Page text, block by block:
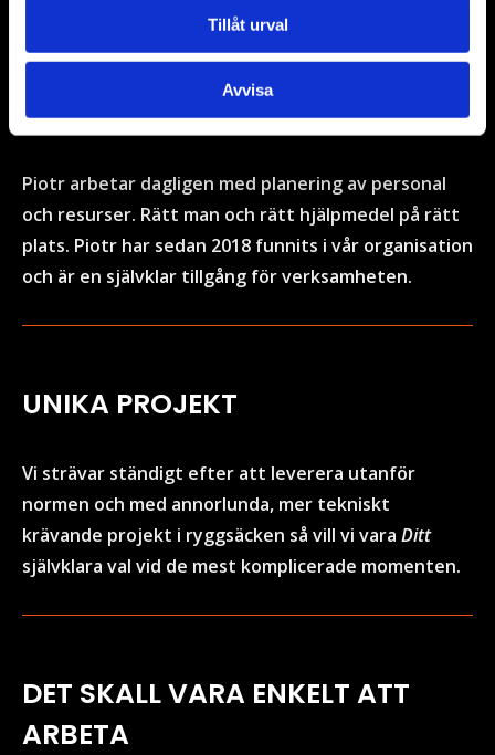
Tillåt urval
Avvisa
MEDARBETAREN I FOKUS
Piotr arbetar dagligen med planering av personal
och resurser. Rätt man och rätt hjälpmedel på rätt
plats. Piotr har sedan 2018 funnits i vår organisation
och är en självklar tillgång för verksamheten.
UNIKA PROJEKT
Vi strävar ständigt efter att leverera utanför
normen och med annorlunda, mer tekniskt
krävande projekt i ryggsäcken så vill vi vara Ditt
självklara val vid de mest komplicerade momenten.
DET SKALL VARA ENKELT ATT
ARBETA